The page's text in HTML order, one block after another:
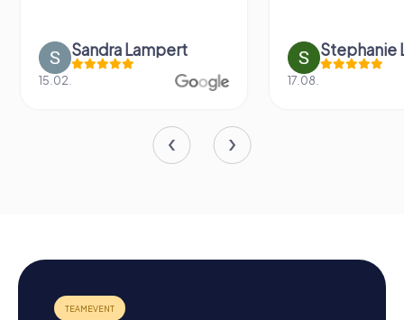
Sandra Lampert
15.02.
Stephanie
17.08.